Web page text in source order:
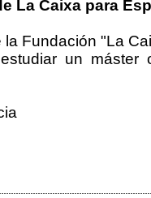
La Caixa para
Fundación "La
un máster